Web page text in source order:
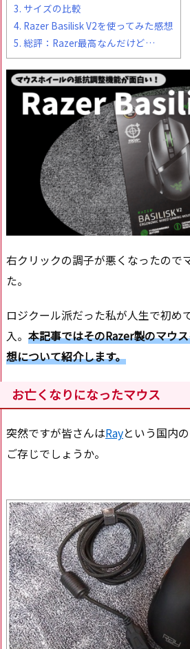
3. サイズの比較
4. Razer Basilisk V2を使ってみた感想
5. 総評：Razer最高なんだけど…
右クリックの調子が悪くなったので
た。
ロジクール派だった私が人生で初め
入。 本記事ではそのRazer製のマウ
想について紹介します。
お亡くなりになったマウス
突然ですが皆さんはRayという国内
ご存じでしょうか。